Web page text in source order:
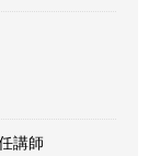
講師